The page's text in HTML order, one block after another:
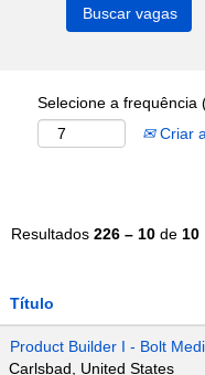
Selecione a frequência
Criar
Resultados 226 – 10 de 10
Título
Product Builder I - Bolt
Carlsbad, United States